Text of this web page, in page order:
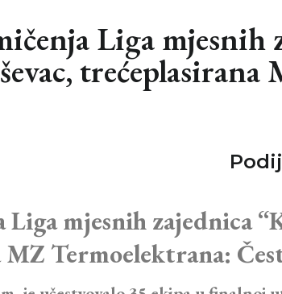
Liga mjesnih
trećeplasirana
mjesnih zajednica
Termoelektrana: